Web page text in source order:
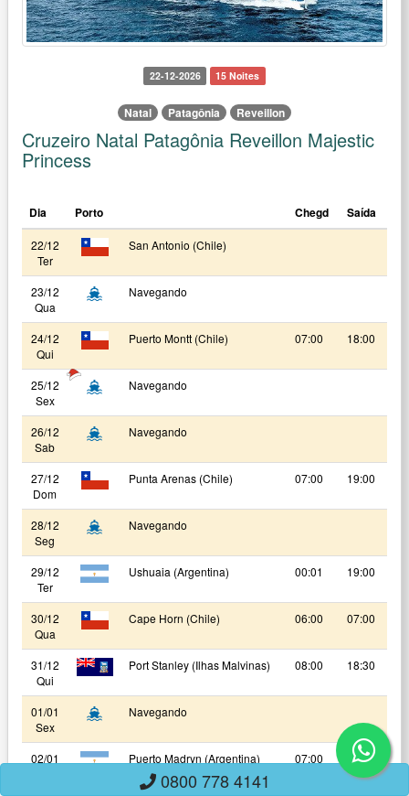
22-12-2026 15 Noites
Natal Patagônia Reveillon
Cruzeiro Natal Patagônia Reveillon Majestic
Princess
Dia Porto Chegd Saída
22/12
Ter
San Antonio (Chile)
23/12
Qua
Navegando
24/12
Qui
Puerto Montt (Chile) 07:00 18:00
25/12
Sex
Navegando
26/12
Sab
Navegando
27/12
Dom
Punta Arenas (Chile) 07:00 19:00
28/12
Seg
Navegando
29/12
Ter
Ushuaia (Argentina) 00:01 19:00
30/12
Qua
Cape Horn (Chile) 06:00 07:00
31/12
Qui
Port Stanley (Ilhas Malvinas) 08:00 18:30
01/01
Sex
Navegando
02/01
Puerto Madryn (Argentina) 07:00 15:00
0800 778 4141